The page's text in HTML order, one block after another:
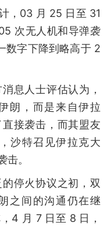
，03 月 25 日至 31
次无人机和导弹袭
数字下降到略高于 2
息人士评估认为，
朗，而是来自伊拉
接袭击，而其盟友
沙特召见伊拉克大
。
停火协议之初，双
之间的沟通仍在继
4 月 7 日至 8 日，